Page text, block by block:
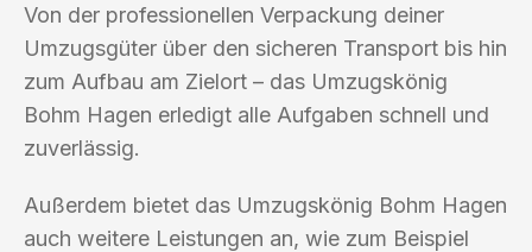
Von der professionellen Verpackung deiner
Umzugsgüter über den sicheren Transport bis hin
zum Aufbau am Zielort – das Umzugskönig
Bohm Hagen erledigt alle Aufgaben schnell und
zuverlässig.
Außerdem bietet das Umzugskönig Bohm Hagen
auch weitere Leistungen an, wie zum Beispiel